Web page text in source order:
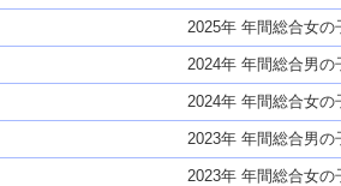
2025年 年間総合女の
2024年 年間総合男の
2024年 年間総合女の
2023年 年間総合男の
2023年 年間総合女の